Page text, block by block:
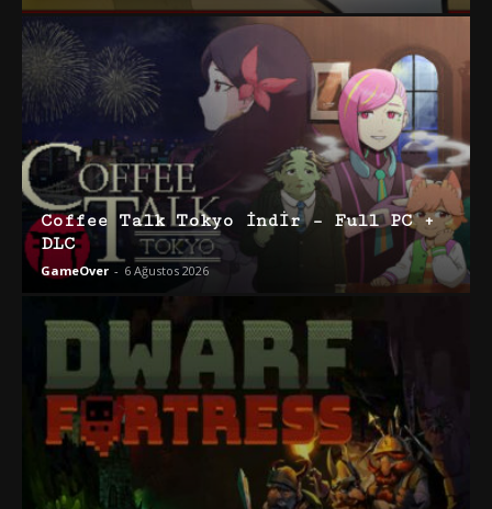
Coffee Talk Tokyo İndir – Full PC +
DLC
GameOver - 6 Ağustos 2026